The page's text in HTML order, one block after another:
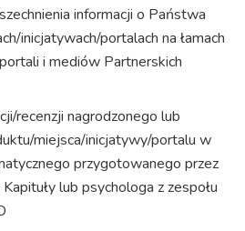
informacji o Państwa
inicjatywach/portalach na łamach
i mediów Partnerskich
recenzji nagrodzonego lub
miejsca/inicjatywy/portalu w
przygotowanego przez
lub psychologa z zespołu